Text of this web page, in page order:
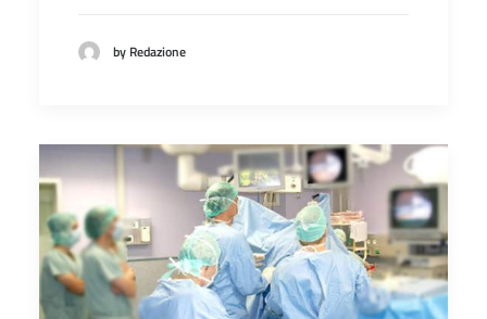
by Redazione